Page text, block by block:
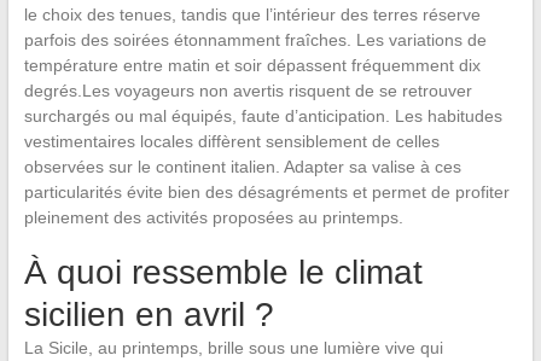
le choix des tenues, tandis que l’intérieur des terres réserve
parfois des soirées étonnamment fraîches. Les variations de
température entre matin et soir dépassent fréquemment dix
degrés.Les voyageurs non avertis risquent de se retrouver
surchargés ou mal équipés, faute d’anticipation. Les habitudes
vestimentaires locales diffèrent sensiblement de celles
observées sur le continent italien. Adapter sa valise à ces
particularités évite bien des désagréments et permet de profiter
pleinement des activités proposées au printemps.
À quoi ressemble le climat
sicilien en avril ?
La Sicile, au printemps, brille sous une lumière vive qui